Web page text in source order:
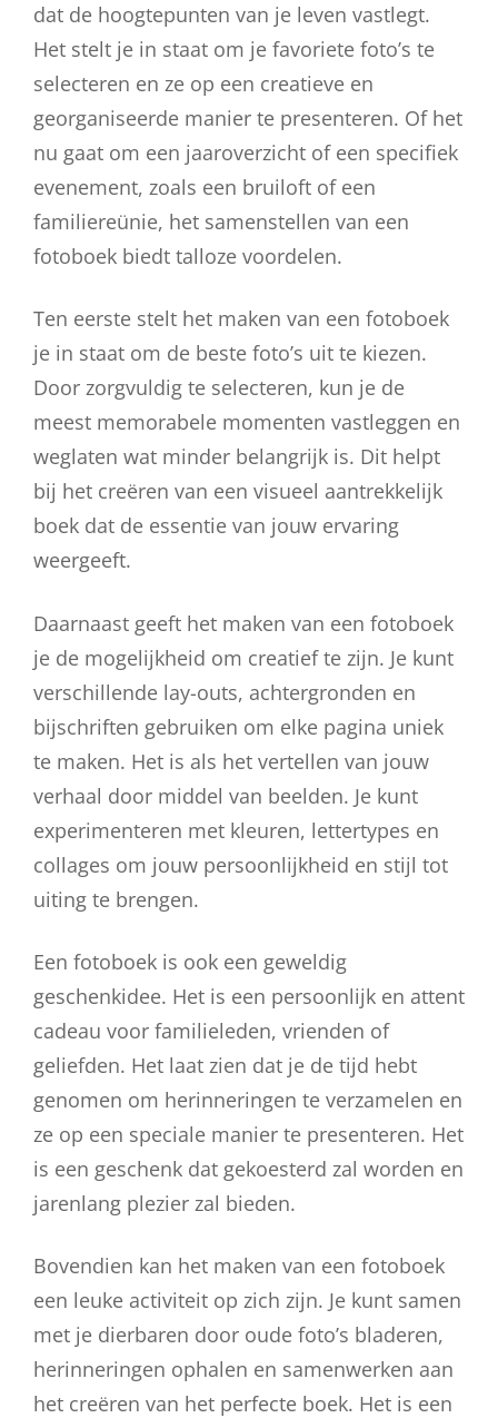
dat de hoogtepunten van je leven vastlegt.
Het stelt je in staat om je favoriete foto’s te
selecteren en ze op een creatieve en
georganiseerde manier te presenteren. Of het
nu gaat om een jaaroverzicht of een specifiek
evenement, zoals een bruiloft of een
familiereünie, het samenstellen van een
fotoboek biedt talloze voordelen.
Ten eerste stelt het maken van een fotoboek
je in staat om de beste foto’s uit te kiezen.
Door zorgvuldig te selecteren, kun je de
meest memorabele momenten vastleggen en
weglaten wat minder belangrijk is. Dit helpt
bij het creëren van een visueel aantrekkelijk
boek dat de essentie van jouw ervaring
weergeeft.
Daarnaast geeft het maken van een fotoboek
je de mogelijkheid om creatief te zijn. Je kunt
verschillende lay-outs, achtergronden en
bijschriften gebruiken om elke pagina uniek
te maken. Het is als het vertellen van jouw
verhaal door middel van beelden. Je kunt
experimenteren met kleuren, lettertypes en
collages om jouw persoonlijkheid en stijl tot
uiting te brengen.
Een fotoboek is ook een geweldig
geschenkidee. Het is een persoonlijk en attent
cadeau voor familieleden, vrienden of
geliefden. Het laat zien dat je de tijd hebt
genomen om herinneringen te verzamelen en
ze op een speciale manier te presenteren. Het
is een geschenk dat gekoesterd zal worden en
jarenlang plezier zal bieden.
Bovendien kan het maken van een fotoboek
een leuke activiteit op zich zijn. Je kunt samen
met je dierbaren door oude foto’s bladeren,
herinneringen ophalen en samenwerken aan
het creëren van het perfecte boek. Het is een